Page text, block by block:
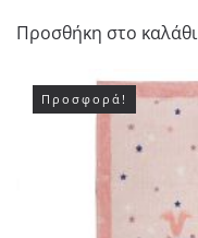
Προσθήκη στο καλάθι
Προσφορά!